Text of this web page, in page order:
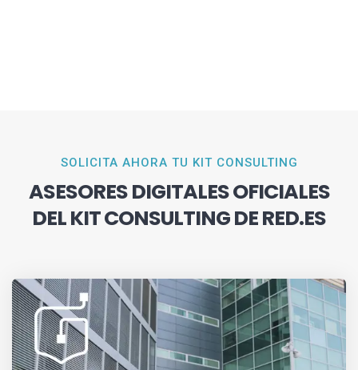
SOLICITA AHORA TU KIT CONSULTING
ASESORES DIGITALES OFICIALES
DEL KIT CONSULTING DE RED.ES